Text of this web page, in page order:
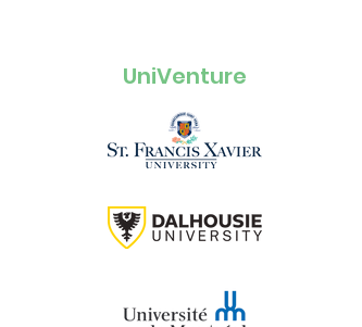
UniVenture